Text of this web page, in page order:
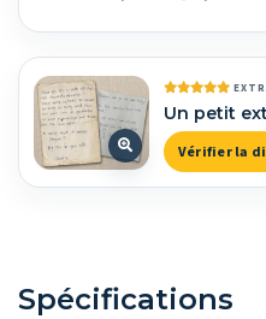
Un petit
Vérifier la
Spécifications